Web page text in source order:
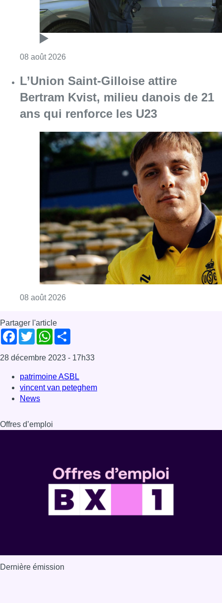
08 août 2026
L’Union Saint-Gilloise attire
Bertram Kvist, milieu danois de 21
ans qui renforce les U23
08 août 2026
Partager l'article
Facebook
TwitterWhatsApp
28 décembre 2023 - 17h33
patrimoine ASBL
vincent van peteghem
News
Offres d’emploi
Dernière émission